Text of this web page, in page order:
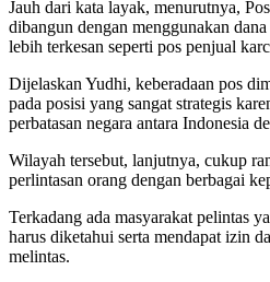
Jauh dari kata layak, menurutnya,
dibangun dengan menggunakan
lebih terkesan seperti pos penjual
Dijelaskan Yudhi, keberadaan pos
pada posisi yang sangat strategis
perbatasan negara antara Indonesia
Wilayah tersebut, lanjutnya, cukup
perlintasan orang dengan berbagai
Terkadang ada masyarakat pelintas
harus diketahui serta mendapat izin
melintas.